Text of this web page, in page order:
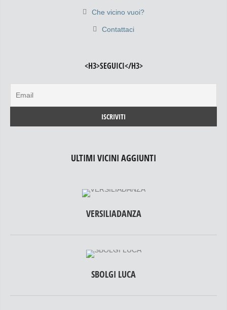
Che vicino vuoi?
Contattaci
<H3>SEGUICI</H3>
ULTIMI VICINI AGGIUNTI
VERSILIADANZA
SBOLGI LUCA